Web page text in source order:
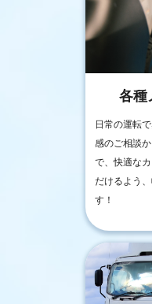
各種
日常の運転
感のご相談
で、快適な
だけるよう
す！